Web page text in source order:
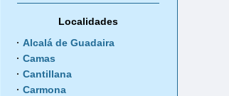
Localidades
Alcalá de Guadaira
Camas
Cantillana
Carmona